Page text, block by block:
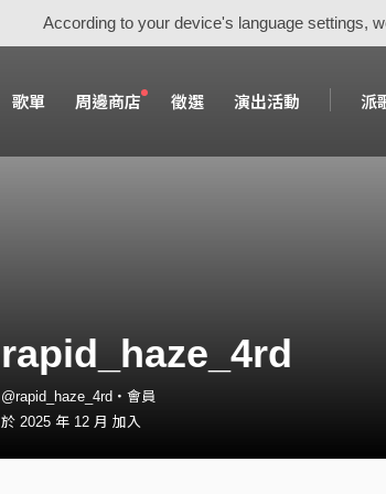
According to your device's language settings,
歌單 周邊商店 徵選 演出活動 派
rapid_haze_4rd
@rapid_haze_4rd・會員
於 2025 年 12 月 加入